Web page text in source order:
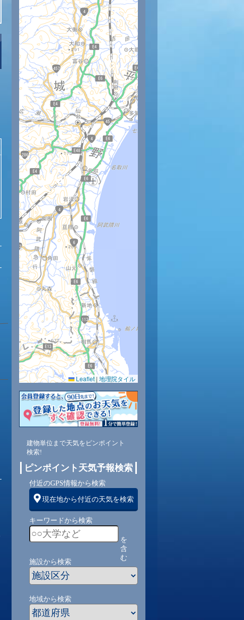
10時 11時 12時 13時
30 31 30
67 65 67 68
東南 東南 東南
2 3 3 3
Leaflet| 地理院タイル
建物単位まで天気をピンポイント
検索!
ピンポイント天気予報検索
付近のGPS情報から検索
現在地から付近の天気を検索
キーワードから検索
を
含
む
施設から検索
地域から検索